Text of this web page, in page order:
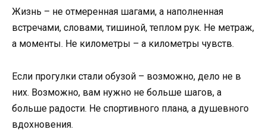
Жизнь – не отмеренная шагами, а наполненная
встречами, словами, тишиной, теплом рук. Не метраж,
а моменты. Не километры – а километры чувств.
Если прогулки стали обузой – возможно, дело не в
них. Возможно, вам нужно не больше шагов, а
больше радости. Не спортивного плана, а душевного
вдохновения.